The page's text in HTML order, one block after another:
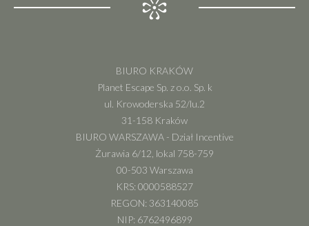
BIURO KRAKÓW
Planet Escape Sp. z o.o. Sp. k
ul. Krowoderska 52/lu.2
31-158 Kraków
BIURO WARSZAWA - Dział Incentive
Żurawia 6/12, lokal 758-759
00-503 Warszawa
KRS: 0000588527
REGON: 363140085
NIP: 6762496899